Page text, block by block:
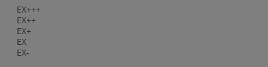
EX+++
EX++
EX+
EX
EX-